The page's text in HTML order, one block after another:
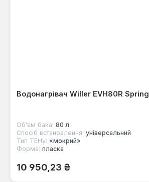
Водонагрівач Willer EVH80R Spring
Об'єм бака: 80 л
Спосіб встановлення: універсальний
Тип ТЕНу: «мокрий»
Форма: пласка
Звичайна ціна:
10 950,23 ₴